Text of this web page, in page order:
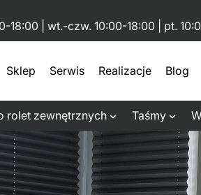
18:00 | wt.-czw. 10:00-18:00 | pt.
Sklep Serwis Realizacje Blog
rolet zewnętrznych Taśmy